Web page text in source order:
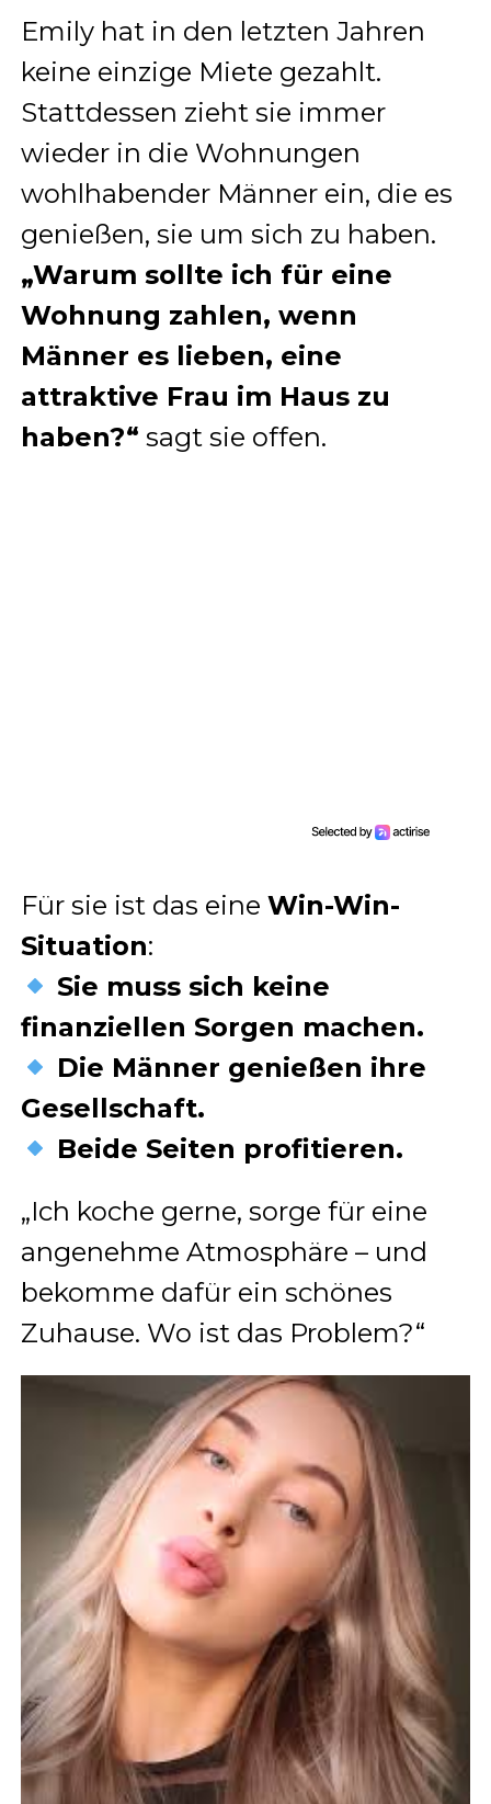
Emily hat in den letzten Jahren
keine einzige Miete gezahlt.
Stattdessen zieht sie immer
wieder in die Wohnungen
wohlhabender Männer ein, die es
genießen, sie um sich zu haben.
„Warum sollte ich für eine
Wohnung zahlen, wenn
Männer es lieben, eine
attraktive Frau im Haus zu
haben?“ sagt sie offen.
Für sie ist das eine Win-Win-
Situation:
Sie muss sich keine
finanziellen Sorgen machen.
Die Männer genießen ihre
Gesellschaft.
Beide Seiten profitieren.
„Ich koche gerne, sorge für eine
angenehme Atmosphäre – und
bekomme dafür ein schönes
Zuhause. Wo ist das Problem?“